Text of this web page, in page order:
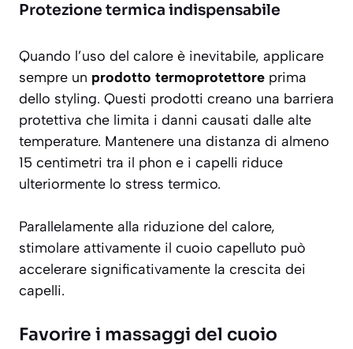
Protezione termica indispensabile
Quando l’uso del calore è inevitabile, applicare
sempre un prodotto termoprotettore prima
dello styling. Questi prodotti creano una barriera
protettiva che limita i danni causati dalle alte
temperature. Mantenere una distanza di almeno
15 centimetri tra il phon e i capelli riduce
ulteriormente lo stress termico.
Parallelamente alla riduzione del calore,
stimolare attivamente il cuoio capelluto può
accelerare significativamente la crescita dei
capelli.
Favorire i massaggi del cuoio